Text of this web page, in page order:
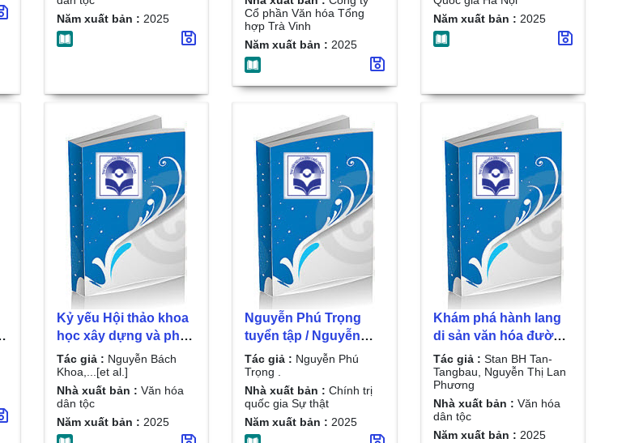
Năm xuất bản : 2025
chủ nghĩa Việt Nam,
Đoàn Đại biểu Quốc
hội tỉnh Trà Vinh
Cổ phần Văn hóa Tổng
hợp Trà Vinh
Năm xuất bản : 2025
Năm xuất bản : 2025
Kỷ yếu Hội thảo khoa
học xây dựng và phát
triển hệ giá trị tiêu biểu
về văn hóa và con
người Trà Vinh nền
tảng để tỉnh Trà Vinh
phát triển bền vững /
Tác giả : Nguyễn Bách
Khoa,...[et al.]
Nhà xuất bản : Văn hóa
dân tộc
Năm xuất bản : 2025
Nguyễn Phú Trọng
tuyển tập / Nguyễn
Phú Trọng . T.15 , 2023
- 2024
Tác giả : Nguyễn Phú
Trọng .
Nhà xuất bản : Chính trị
quốc gia Sự thật
Năm xuất bản : 2025
Khám phá hành lang
di sản văn hóa đường
sắt Hải Phòng - Côn
Minh/ Stan BH Tan-
Tangbau, Nguyễn Thị
Lan Phương
Tác giả : Stan BH Tan-
Tangbau, Nguyễn Thị Lan
Phương
Nhà xuất bản : Văn hóa
dân tộc
Năm xuất bản : 2025